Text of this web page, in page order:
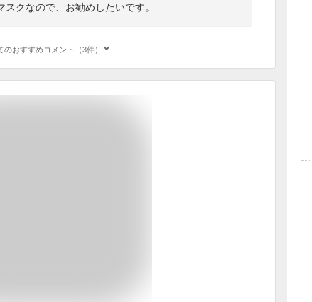
クなので、お勧めしたいです。
のおすすめコメント（3件）